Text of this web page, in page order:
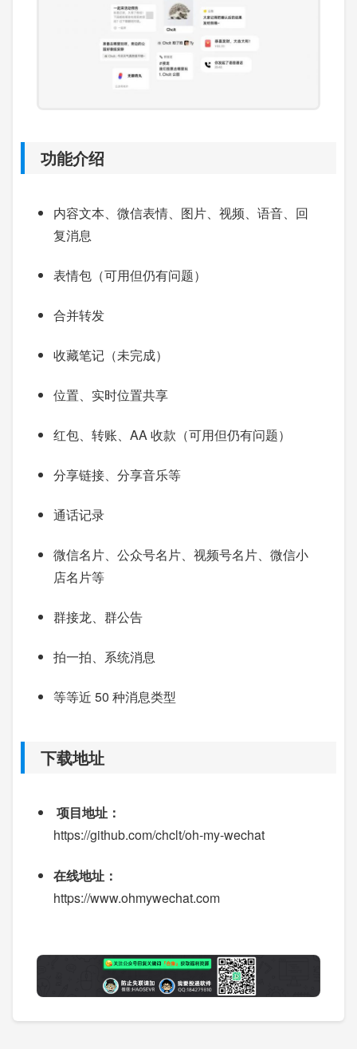
功能介绍
内容文本、微信表情、图片、视频、语音、回
复消息
表情包（可用但仍有问题）
合并转发
收藏笔记（未完成）
位置、实时位置共享
红包、转账、AA 收款（可用但仍有问题）
分享链接、分享音乐等
通话记录
微信名片、公众号名片、视频号名片、微信小
店名片等
群接龙、群公告
拍一拍、系统消息
等等近 50 种消息类型
下载地址
项目地址：
https://github.com/chclt/oh-my-wechat
在线地址：
https://www.ohmywechat.com